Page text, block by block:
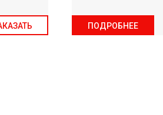
ПОДРОБНЕЕ